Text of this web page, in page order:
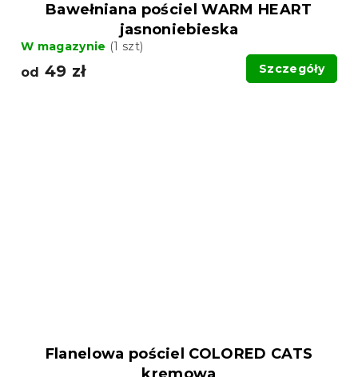
Bawełniana pościel WARM HEART
jasnoniebieska
W magazynie (1 szt)
od 49 zł Szczegóły
Flanelowa pościel COLORED CATS